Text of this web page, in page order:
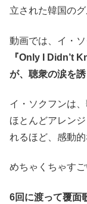
立された韓国のグ
動画では、イ・
『Only I Didn’t
が、聴衆の涙を
イ・ソクフンは
ほとんどアレン
れるほど、感動
めちゃくちゃすご
6回に渡って覆面